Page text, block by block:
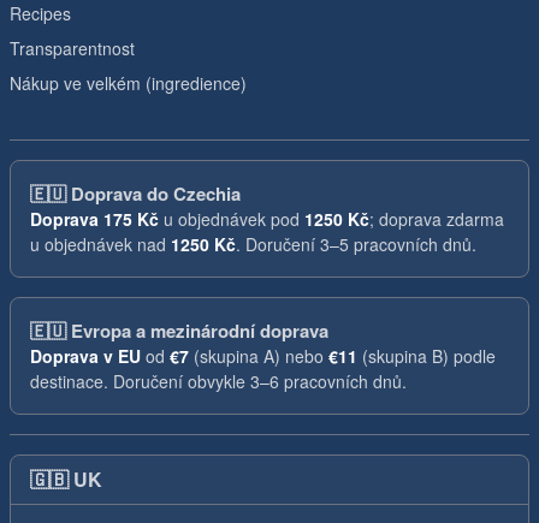
Recipes
Transparentnost
Nákup ve velkém (ingredience)
🇪🇺Doprava do Czechia
Doprava 175 Kč u objednávek pod 1250 Kč; doprava zdarma
u objednávek nad 1250 Kč. Doručení 3–5 pracovních dnů.
🇪🇺Evropa a mezinárodní doprava
Doprava v EU od €7 (skupina A) nebo €11 (skupina B) podle
destinace. Doručení obvykle 3–6 pracovních dnů.
🇬🇧 UK